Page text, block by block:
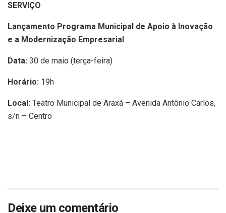
SERVIÇO
Lançamento Programa Municipal de Apoio à Inovação
e a Modernização Empresarial
Data: 30 de maio (terça-feira)
Horário: 19h
Local: Teatro Municipal de Araxá – Avenida Antônio Carlos,
s/n – Centro
Deixe um comentário